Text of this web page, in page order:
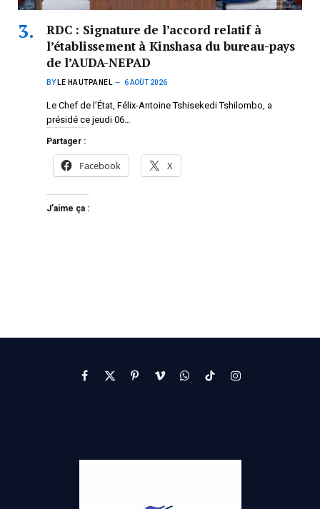
RDC : Signature de l’accord relatif à
l’établissement à Kinshasa du bureau-pays
de l’AUDA-NEPAD
BY LE HAUTPANEL 6 AOÛT 2026
Le Chef de l’État, Félix-Antoine Tshisekedi Tshilombo, a
présidé ce jeudi 06…
Partager :
Facebook X
J’aime ça :
Facebook
X
PinterestVimeoWhatsApp
TikTokInstagram